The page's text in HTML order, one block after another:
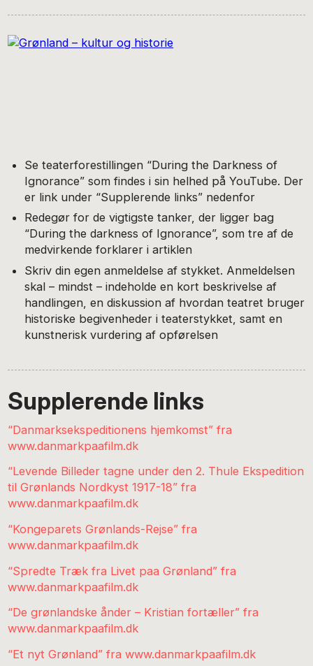
Se teaterforestillingen “During the Darkness of
Ignorance” som findes i sin helhed på YouTube. Der
er link under “Supplerende links” nedenfor
Redegør for de vigtigste tanker, der ligger bag
“During the darkness of Ignorance”, som tre af de
medvirkende forklarer i artiklen
Skriv din egen anmeldelse af stykket. Anmeldelsen
skal – mindst – indeholde en kort beskrivelse af
handlingen, en diskussion af hvordan teatret bruger
historiske begivenheder i teaterstykket, samt en
kunstnerisk vurdering af opførelsen
Supplerende links
“Danmarksekspeditionens hjemkomst” fra
www.danmarkpaafilm.dk
“Levende Billeder tagne under den 2. Thule Ekspedition
til Grønlands Nordkyst 1917-18” fra
www.danmarkpaafilm.dk
“Kongeparets Grønlands-Rejse” fra
www.danmarkpaafilm.dk
“Spredte Træk fra Livet paa Grønland” fra
www.danmarkpaafilm.dk
“De grønlandske ånder – Kristian fortæller” fra
www.danmarkpaafilm.dk
“Et nyt Grønland” fra www.danmarkpaafilm.dk